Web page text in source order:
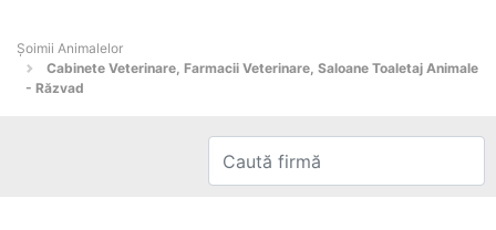
Şoimii Animalelor
Cabinete Veterinare, Farmacii Veterinare, Saloane Toaletaj Animale
- Răzvad